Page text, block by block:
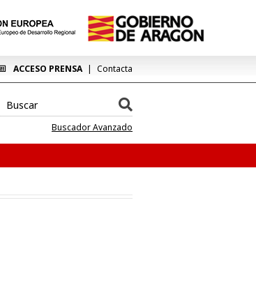
ACCESO PRENSA Contacta
Buscador Avanzado